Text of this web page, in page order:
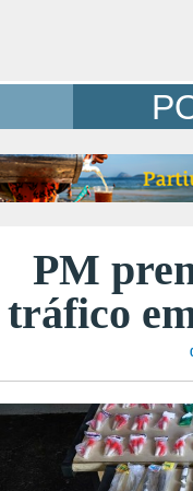
PM
tráfico